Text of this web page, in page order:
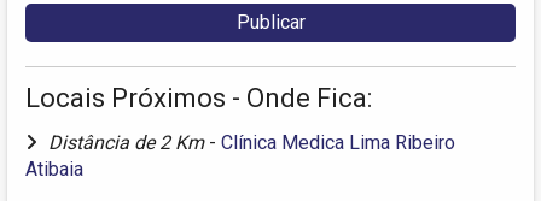
Locais Próximos - Onde Fica:
Distância de 2 Km - Clínica Medica Lima Ribeiro
Atibaia